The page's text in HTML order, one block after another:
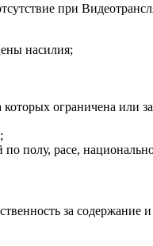
при
насилия;
которых ограничена или
полу, расе,
за